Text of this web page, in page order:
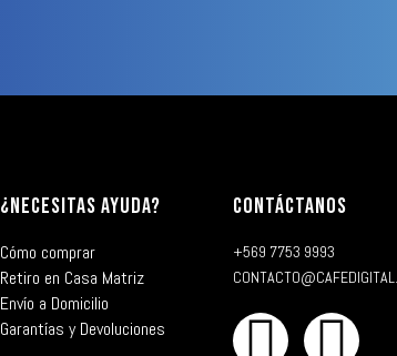
¿NECESITAS AYUDA?
Cómo comprar
Retiro en Casa Matriz
Envío a Domicilio
Garantías y Devoluciones
CONTÁCTANOS
+569 7753 9993